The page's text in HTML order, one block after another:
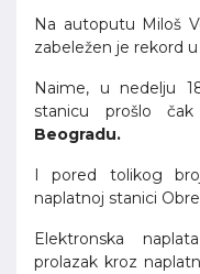
Na autoputu Miloš
zabeležen je rekord
Naime, u nedelju
stanicu prošlo
Beogradu.
I pored tolikog
naplatnoj stanici
Elektronska
prolazak kroz